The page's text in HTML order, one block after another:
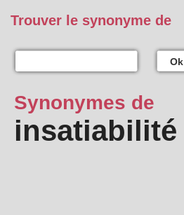
Trouver le synonyme de
Ok
Synonymes de
insatiabilité